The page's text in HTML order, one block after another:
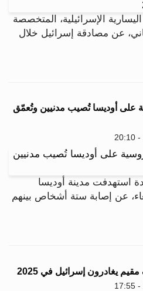
الإسرائيلية، المتخصصة
عن مصادقة إسرائيل خلال
على أوديسا تُصيب مدنيين وتُعمّق
استهدفت مدينة أوديسا
عن إصابة ستة أشخاص بينهم